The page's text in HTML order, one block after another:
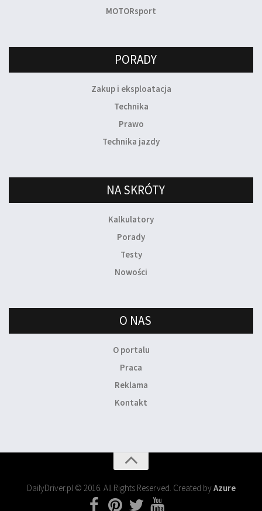
MOTORsport
PORADY
Zakup i eksploatacja
Technika
Prawo
Technika jazdy
NA SKRÓTY
Kalkulatory
Porady
Testy
Nowości
O NAS
O portalu
Praca
Reklama
Kontakt
DailyDriver.pl © 2016. All Rights Reserved. Created byAzure